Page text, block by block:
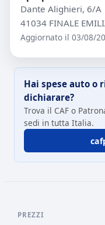
Dante Alighieri, 6/A
41034 FINALE
Aggiornato il 03/08/
Hai spese auto o
dichiarare?
Trova il CAF o
sedi in tutta Italia.
PREZZI